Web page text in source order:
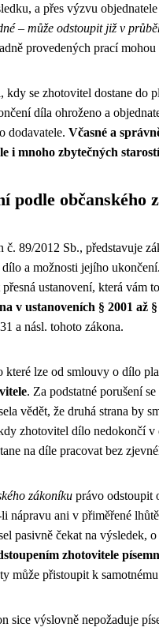
a přes výzvu
– může odstoupit již v
provedených prací
kdy se zhotovitel dostane do
díla ohroženo a
dodavatele. Včasné a
i mnoho zbytečných
podle občanského
89/2012 Sb., představuje
a možnosti jejího
ustanovení, která vám
v ustanoveních § 2001 až
a násl. tohoto zákona.
lze od smlouvy o dílo
. Za podstatné porušení
vědět, že druhá strana by
zhotovitel dílo nedokončí
na díle pracovat bez
zákoníku právo odstoupit
nápravu ani v přiměřené
pasivně čekat na výsledek,
zhotovitele
může přistoupit k
sice výslovně nepožaduje